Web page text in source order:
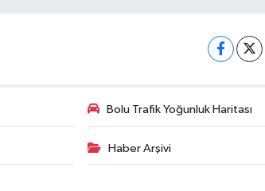
Bolu Trafik Yoğunluk Haritası
Haber Arşivi